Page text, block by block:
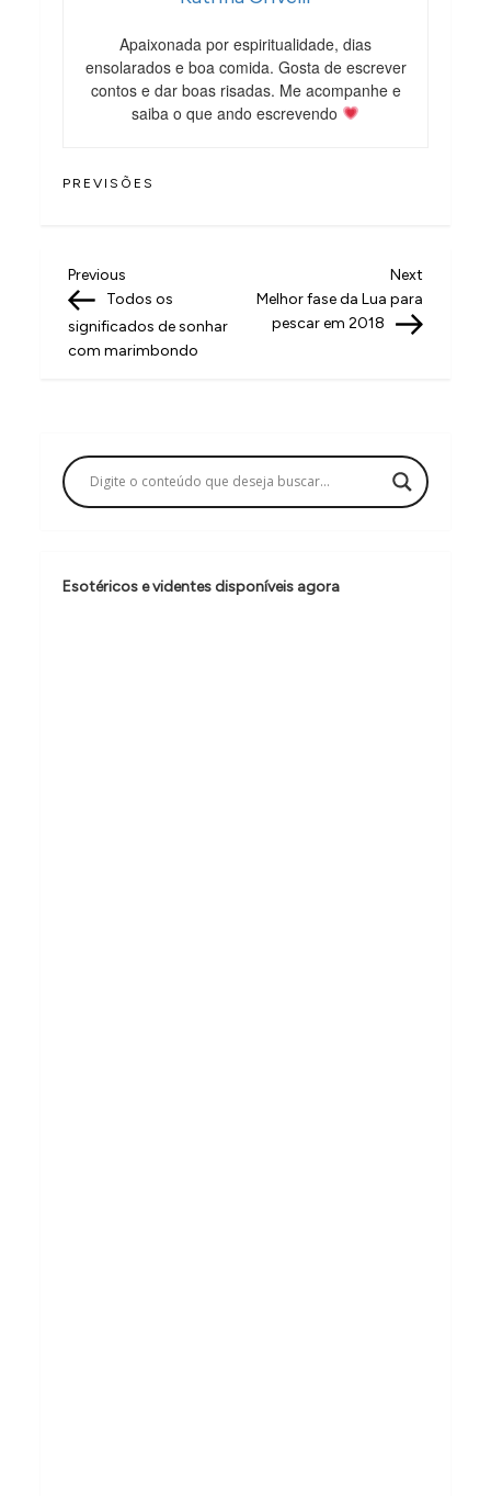
Apaixonada por espiritualidade, dias
ensolarados e boa comida. Gosta de escrever
contos e dar boas risadas. Me acompanhe e
saiba o que ando escrevendo
PREVISÕES
N
a
v
a
ç
o
d
Previous
Post
Previous
Todos os
significados de sonhar
com marimbondo
Next
Post
Next
Melhor fase da Lua para
pescar em 2018
Esotéricos e videntes disponíveis agora